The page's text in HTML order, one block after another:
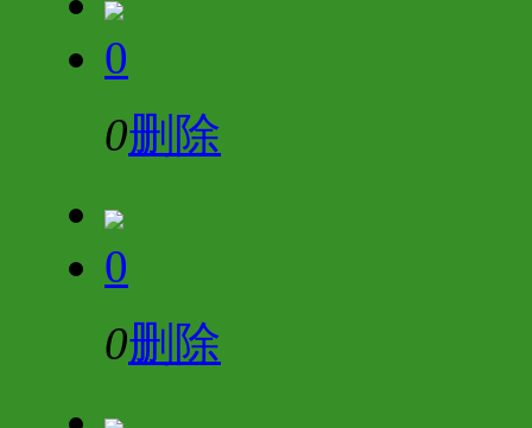
0
0删除
0
0删除